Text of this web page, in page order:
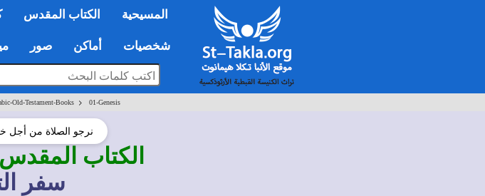
المسيحية الكتاب المقدس
شخصيات أماكن صور
Old-Testament-Books> 01-Genesis
نرجو الصلاة من أجل
الكتاب المقدس
سفر